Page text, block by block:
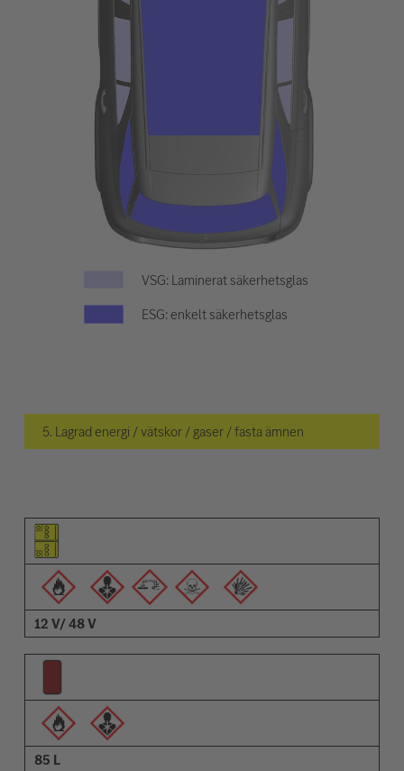
VSG: Laminerat säkerhetsglas
ESG: enkelt säkerhetsglas
5. Lagrad energi / vätskor / gaser / fasta ämnen
Piktogram för objektet
Piktogram för varningarna
Beskrivning
12 V/ 48 V
85 L